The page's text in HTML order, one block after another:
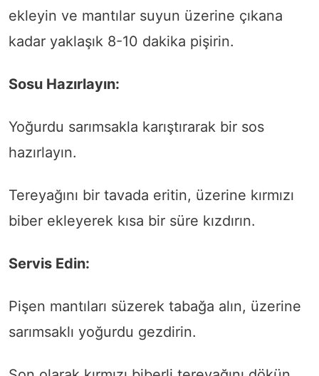
ekleyin ve mantılar suyun üzerine çıkana
kadar yaklaşık 8-10 dakika pişirin.
Sosu Hazırlayın:
Yoğurdu sarımsakla karıştırarak bir sos
hazırlayın.
Tereyağını bir tavada eritin, üzerine kırmızı
biber ekleyerek kısa bir süre kızdırın.
Servis Edin:
Pişen mantıları süzerek tabağa alın, üzerine
sarımsaklı yoğurdu gezdirin.